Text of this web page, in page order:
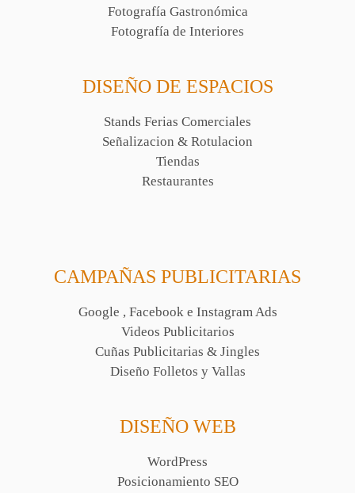
Fotografía Gastronómica
Fotografía de Interiores
DISEÑO DE ESPACIOS
Stands Ferias Comerciales
Señalizacion & Rotulacion
Tiendas
Restaurantes
CAMPAÑAS PUBLICITARIAS
Google , Facebook e Instagram Ads
Videos Publicitarios
Cuñas Publicitarias & Jingles
Diseño Folletos y Vallas
DISEÑO WEB
WordPress
Posicionamiento SEO